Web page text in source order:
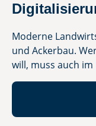
Moderne
und Ackerbau.
will, muss auch